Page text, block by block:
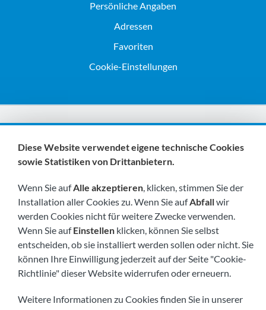
Persönliche Angaben
Adressen
Favoriten
Cookie-Einstellungen
Wir sind Mitglieder von:
Besuchen Sie uns bald unter:
Diese Website verwendet eigene technische Cookies
sowie Statistiken von Drittanbietern.
Wenn Sie aufAlle akzeptieren, klicken, stimmen Sie der
Installation aller Cookies zu. Wenn Sie aufAbfallwir
werden Cookies nicht für weitere Zwecke verwenden.
Wenn Sie aufEinstellen klicken, können Sie selbst
entscheiden, ob sie installiert werden sollen oder nicht. Sie
können Ihre Einwilligung jederzeit auf der Seite "Cookie-
Richtlinie" dieser Website widerrufen oder erneuern.
Weitere Informationen zu Cookies finden Sie in unserer